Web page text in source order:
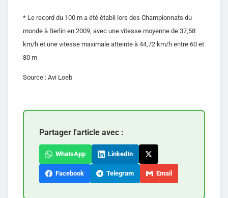
* Le record du 100 m a été établi lors des Championnats du
monde à Berlin en 2009, avec une vitesse moyenne de 37,58
km/h et une vitesse maximale atteinte à 44,72 km/h entre 60 et
80 m
Source : Avi Loeb
Partager l'article avec :
WhatsApp LinkedIn
Facebook Telegram Email